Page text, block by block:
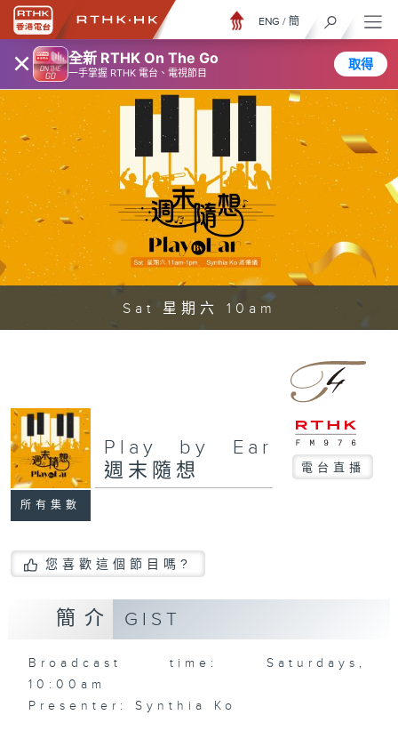
× 全新 RTHK On The Go
一手掌握 RTHK 電台、電視節目
取得
ENG / 簡
Sat 星期六 10am
所有集數
Play by Ear
週末隨想
電台直播
您喜歡這個節目嗎?
簡介 GIST
Broadcast time: Saturdays,
10:00am
Presenter: Synthia Ko